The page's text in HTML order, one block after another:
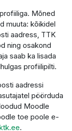
Mõned
muuta: kõikidel
aadress, TTK
ning osakond
saab ka lisada
profiilipilti.
aadressi
pöörduda
Moodle
toe poole e-
.